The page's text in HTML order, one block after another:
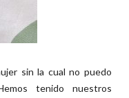
sin la cual no puedo
tenido nuestros